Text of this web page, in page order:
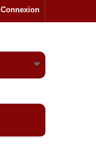
Connexion